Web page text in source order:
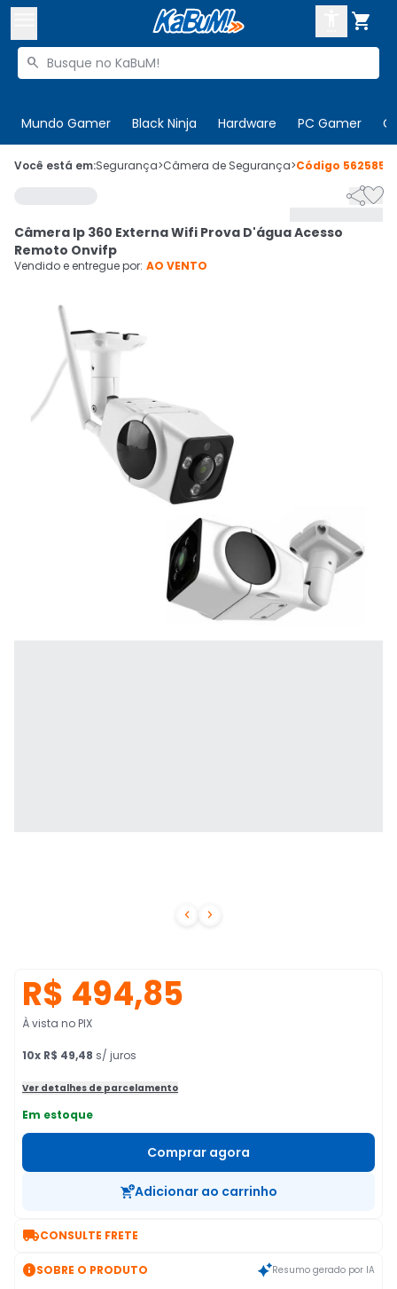

Buscar produtos

Mundo Gamer Black Ninja Hardware PC Gamer
 Olá. Acesse sua conta
Cupons
Ativar tradutor em libras
CADASTRE-SE
Você está em:Segurança>Câmera de Segurança>Código 562585
 

Câmera Ip 360 Externa Wifi Prova D'água Acesso
Remoto Onvifp
Vendido e entregue por: AO VENTO
R$ 494,85
À vista no PIX
10x R$ 49,48 s/ juros
Ver detalhes de parcelamento
Em estoque
Comprar agora
Adicionar ao carrinho
CONSULTE FRETE
SOBRE O PRODUTO Resumo gerado por IA